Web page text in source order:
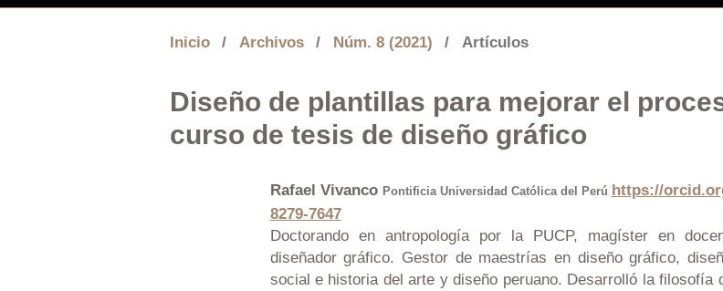
Inicio / Archivos / Núm. 8 (2021) / Artículos
Diseño de plantillas para mejorar el
curso de tesis de diseño gráfico
Rafael Vivanco Pontificia Universidad Católica del Perú https://
8279-7647
Doctorando en antropología por la PUCP, magíster en
diseñador gráfico. Gestor de maestrías en diseño gráfico,
social e historia del arte y diseño peruano. Desarrolló la filosofía